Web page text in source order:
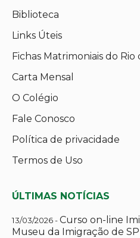
Biblioteca
Links Úteis
Fichas Matrimoniais do Rio
Carta Mensal
O Colégio
Fale Conosco
Política de privacidade
Termos de Uso
ÚLTIMAS NOTÍCIAS
13/03/2026 -Curso on-line
Museu da Imigração de SP